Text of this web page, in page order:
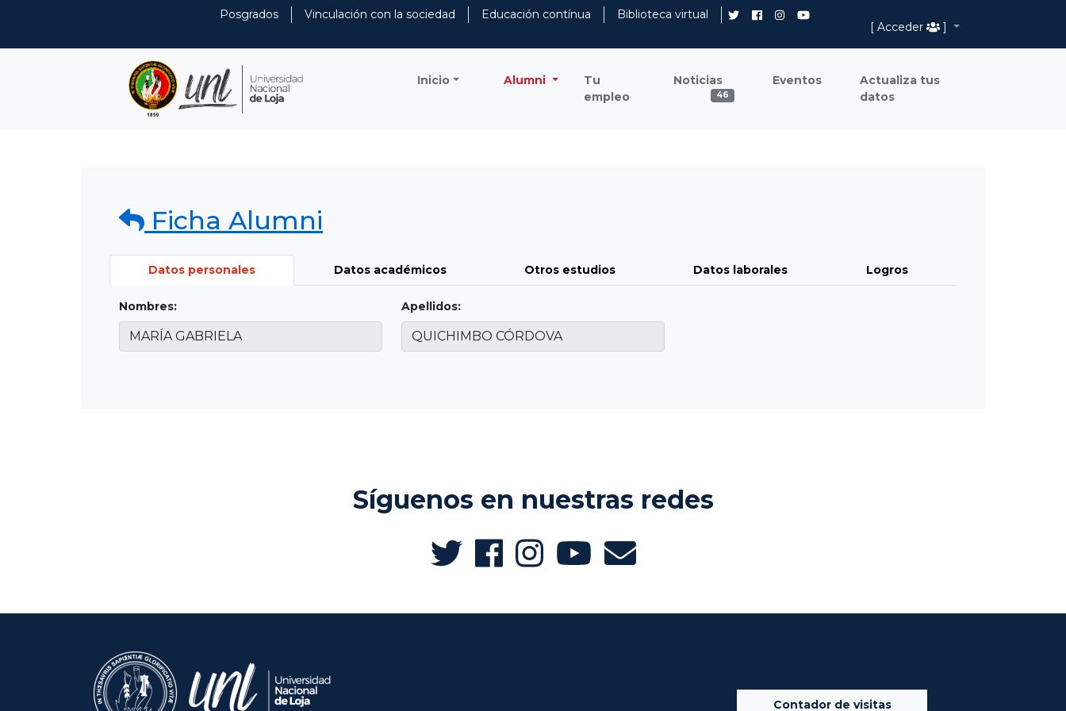
Posgrados Vinculación con la sociedad Educación contínua
Biblioteca virtual
[ Acceder
]
Inicio Alumni
Tu
empleo
Noticias
46
Eventos
Actualiza tus
datos
Ficha Alumni
Datos personales Datos académicos Otros estudios Datos laborales Logros
Nombres: Apellidos:
Síguenos en nuestras redes
Contador de visitas